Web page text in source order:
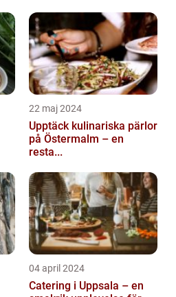
22 maj 2024
Upptäck kulinariska pärlor
på Östermalm – en
resta...
04 april 2024
Catering i Uppsala – en